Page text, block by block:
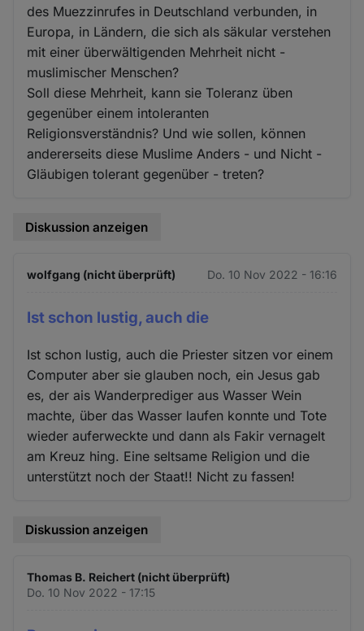
des Muezzinrufes in Deutschland verbunden, in
Europa, in Ländern, die sich als säkular verstehen
mit einer überwältigenden Mehrheit nicht -
muslimischer Menschen?
Soll diese Mehrheit, kann sie Toleranz üben
gegenüber einem intoleranten
Religionsverständnis? Und wie sollen, können
andererseits diese Muslime Anders - und Nicht -
Gläubigen tolerant gegenüber - treten?
Diskussion anzeigen
wolfgang (nicht überprüft) Do. 10 Nov 2022 - 16:16
Ist schon lustig, auch die
Ist schon lustig, auch die Priester sitzen vor einem
Computer aber sie glauben noch, ein Jesus gab
es, der ais Wanderprediger aus Wasser Wein
machte, über das Wasser laufen konnte und Tote
wieder auferweckte und dann als Fakir vernagelt
am Kreuz hing. Eine seltsame Religion und die
unterstützt noch der Staat!! Nicht zu fassen!
Diskussion anzeigen
Thomas B. Reichert (nicht überprüft)
Do. 10 Nov 2022 - 17:15